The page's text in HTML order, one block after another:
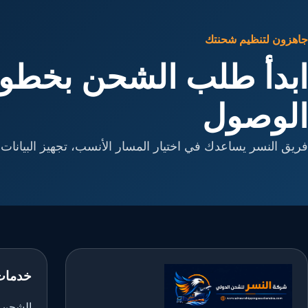
جاهزون لتنظيم شحنتك
ابدأ طلب الشحن
الوصول
فريق النسر يساعدك في اختيار المسار الأنسب، تجهيز